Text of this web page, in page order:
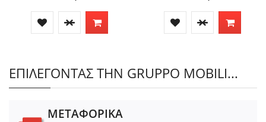
ΕΠΙΛΕΓΟΝΤΑΣ ΤΗΝ GRUPPO MOBILI...
ΜΕΤΑΦΟΡΙΚΑ